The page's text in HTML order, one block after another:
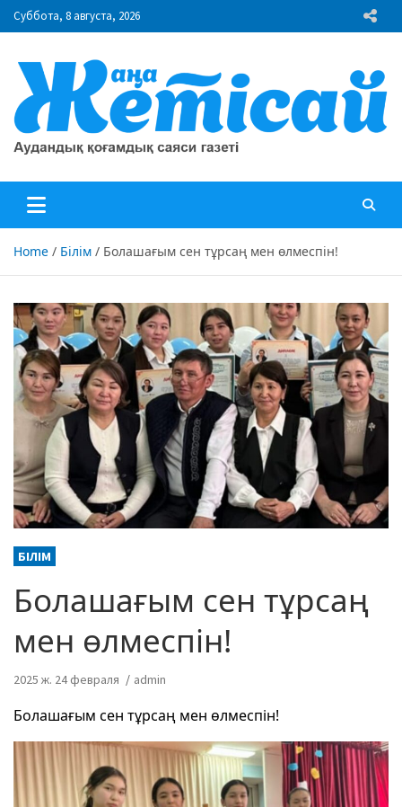
Skip
to
Суббота, 8 августа, 2026
"Жаңа Жетісай" газеті
Home Білім Болашағым сен тұрсаң мен өлмеспін!
БІЛІМ
Болашағым сен тұрсаң
мен өлмеспін!
2025 ж. 24 февраля admin
Болашағым сен тұрсаң мен өлмеспін!